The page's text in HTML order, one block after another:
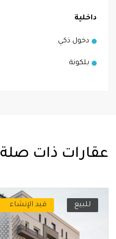
داخلية
دخول ذكي
بلكونة
عقارات ذات صلة
للبيع قيد الإنشاء